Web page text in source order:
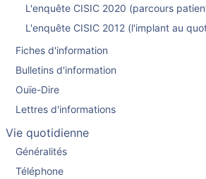
L'enquête CISIC 2020 (parcours
L'enquête CISIC 2012 (l'implant au
Fiches d'information
Bulletins d'information
Ouïe-Dire
Lettres d'informations
Vie quotidienne
Généralités
Téléphone